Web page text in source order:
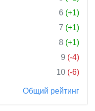
6 (+1)
7 (+1)
8 (+1)
9 (-4)
10 (-6)
Общий рейтинг